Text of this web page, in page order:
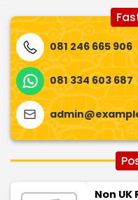
081 246 665 906
081 334 603 687
Non